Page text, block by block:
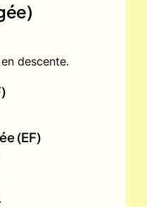
descente.
(EF)